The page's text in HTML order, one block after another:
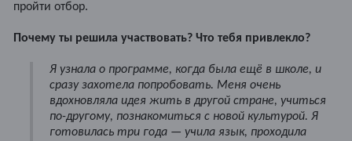
пройти отбор.
Почему ты решила участвовать? Что тебя привлекло?
Я узнала о программе, когда была ещё в школе, и
сразу захотела попробовать. Меня очень
вдохновляла идея жить в другой стране, учиться
по-другому, познакомиться с новой культурой. Я
готовилась три года — учила язык, проходила